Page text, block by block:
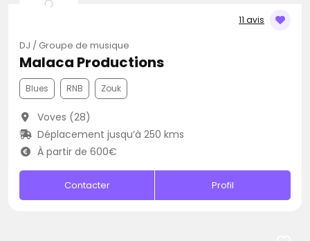
11 avis
DJ / Groupe de musique
Malaca Productions
Blues RNB Zouk
Voves (28)
Déplacement jusqu’à 250 kms
À partir de 600€
Contacter Profil